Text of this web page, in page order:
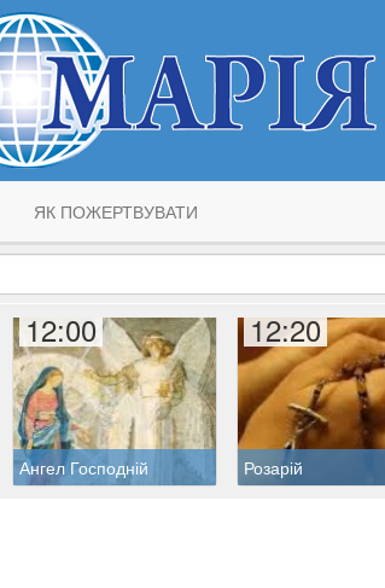
ЯК ПОЖЕРТВУВАТИ
12:00
Ангел Господній
12:20
Розарій